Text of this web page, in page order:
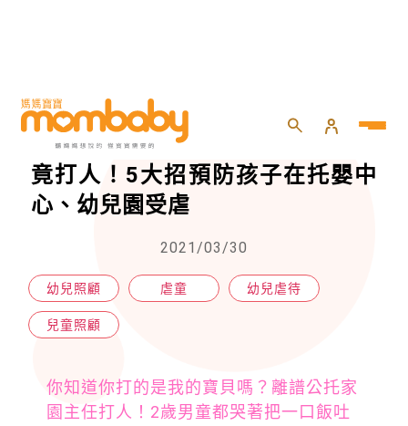
HOME 兒童 兒童照顧
2歲男童吃飯很慢，澎湖公托老師
竟打人！5大招預防孩子在托嬰中
心、幼兒園受虐
2021/03/30
幼兒照顧 虐童 幼兒虐待
兒童照顧
你知道你打的是我的寶貝嗎？離譜公托家
園主任打人！2歲男童都哭著把一口飯吐